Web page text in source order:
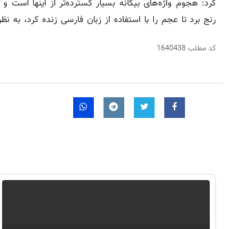
رنج برد تا عجم را با استفاده از زبان فارسی زنده کرد،
کد مطلب1640438